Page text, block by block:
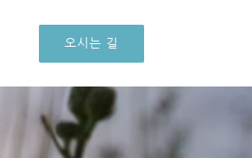
오시는 길